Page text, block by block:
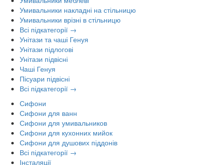
Умивальники накладні на стільницю
Умивальники врізні в стільницю
Всі підкатегорії →
Унітази та чаші Генуя
Унітази підлогові
Унітази підвісні
Чаші Генуя
Пісуари підвісні
Всі підкатегорії →
Сифони
Сифони для ванн
Сифони для умивальников
Сифони для кухонних мийок
Сифони для душових піддонів
Всі підкатегорії →
Інсталяції